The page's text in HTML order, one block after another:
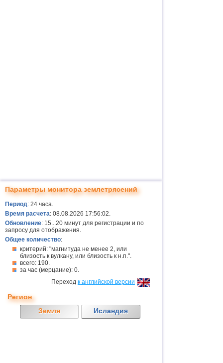
Параметры монитора землетрясений
Период: 24 часа.
Время расчета: 08.08.2026 17:56:02.
Обновление: 15...20 минут для регистрации и по
запросу для отображения.
Общее количество:
критерий: "магнитуда не менее 2, или
близость к вулкану, или близость к н.п.".
всего: 190.
за час (мерцание): 0.
Переход к английской версии
Регион
Земля
Исландия